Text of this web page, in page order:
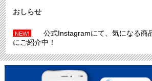
おしらせ
NEW!
公式Instagramにて、気になる商
にご紹介中！